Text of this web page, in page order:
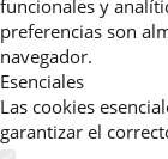
funcionales y
preferencias son
navegador.
Esenciales
Las cookies
garantizar el